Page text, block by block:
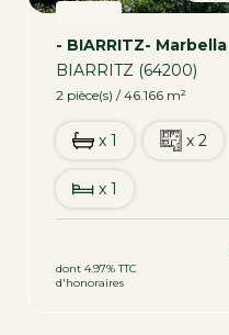
BIARRITZ (64200)
2 pièce(s) / 46.166 m²
x 1 x 2
x 1
dont 4.97% TTC
d'honoraires